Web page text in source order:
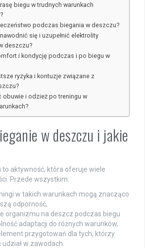
biegu w trudnych warunkach
podczas biegania w deszczu?
się i uzupełnić elektrolity
deszczu?
i kondycję podczas i po biegu w
ryzyka i kontuzje związane z
obuwie i odzież po treningu w
w deszczu i jakie
to aktywność, która oferuje wiele
Przede wszystkim:
w takich warunkach mogą znacząco
odporność,
organizmu na deszcz podczas biegu
adaptacji do różnych warunków,
przygotowań dla tych, którzy
w zawodach.